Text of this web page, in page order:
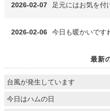
2026-02-07 足元にはお気を付
2026-02-06 今日も暖かいです
最新
台風が発生しています
今日はハムの日